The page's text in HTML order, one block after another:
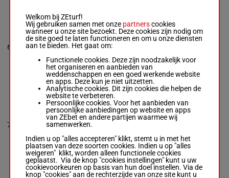
6
CLAUSES ANDY
Emelie
Gustavsson-
Marie Lustig
Box: 6 -R/8 -60
5p 1p 4p 4p (23)
R/8 60 kg
5p 1p 4p
4p (23)
7
ALVENA SVAIP
Hjalmarsson
Mme Thu.-
Henrik Engblom
R/5 -58
5p 6p 8p (23) 3p
R/5 58 kg
5p 6p 8p
Welkom bij ZEturf!
Wij gebruiken samen met onze partnerscookies
wanneer u onze site bezoekt. Deze cookies zijn nodig om
de site goed te laten functioneren en om u onze diensten
aan te bieden. Het gaat om:
Functionele cookies. Deze zijn noodzakelijk voor
het organiseren en aanbieden van
weddenschappen en een goed werkende website
en apps. Deze kun je niet uitzetten.
Analytische cookies. Dit zijn cookies die helpen de
website te verbeteren.
Persoonlijke cookies. Voor het aanbieden van
persoonlijke aanbiedingen op website en apps
van ZEbet en andere partijen waarmee wij
samenwerken.
Indien u op "alles accepteren" klikt, stemt u in met het
plaatsen van deze soorten cookies. Indien u op "alles
weigeren" klikt, worden alleen functionele cookies
geplaatst. Via de knop "cookies instellingen" kunt u uw
cookievoorkeuren op basis van hun doel instellen. Via de
knop "cookies" aan de rechterzijde van onze site kunt u